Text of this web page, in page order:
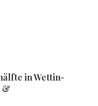
in Wettin-
&